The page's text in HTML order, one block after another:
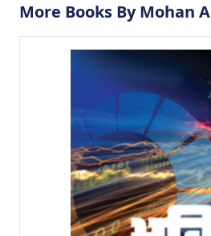
More Books By Mohan